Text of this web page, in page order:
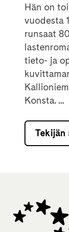
Hän on
vuodesta
runsaat
tieto- ja
Konsta. ...
Tekijän